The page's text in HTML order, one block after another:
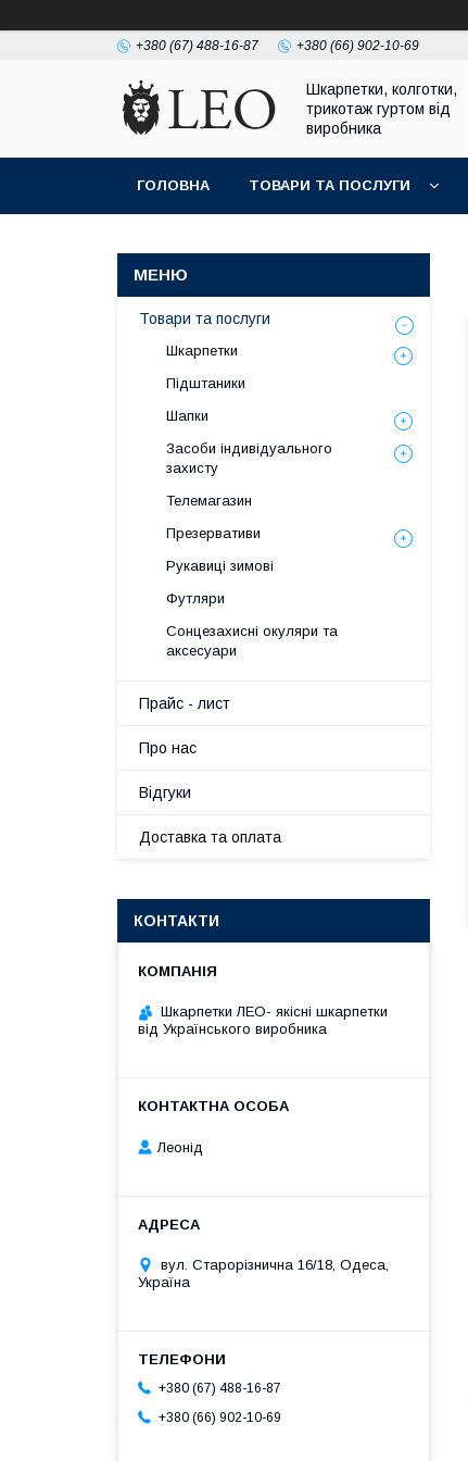
+380 (67) 488-16-87 +380 (66) 902-10-69
Шкарпетки, колготки,
трикотаж гуртом від
виробника
ГОЛОВНА ТОВАРИ ТА ПОСЛУГИ
Товари та послуги
Шкарпетки
Підштаники
Шапки
Засоби індивідуального
захисту
Телемагазин
Презервативи
Рукавиці зимові
Футляри
Сонцезахисні окуляри та
аксесуари
Прайс - лист
Про нас
Вiдгуки
Доставка та оплата
КОНТАКТИ
Шкарпетки ЛЕО- якісні шкарпетки
від Українського виробника
Леонід
вул. Старорізнична 16/18, Одеса,
Україна
+380 (67) 488-16-87
+380 (66) 902-10-69